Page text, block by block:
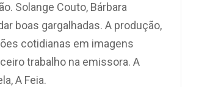
Solange Couto, Bárbara
boas gargalhadas. A produção,
cotidianas em imagens
trabalho na emissora. A
A Feia.